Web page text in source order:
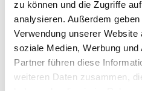
zu können und die Zugriffe
analysieren. Außerdem
Verwendung unserer
soziale Medien, Werbung
Partner führen diese
weiteren Daten zusammen,